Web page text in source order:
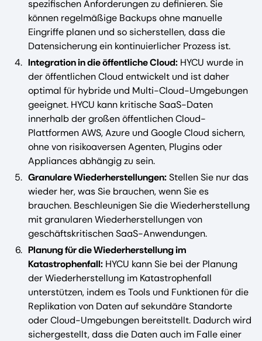
spezifischen Anforderungen zu definieren. Sie
können regelmäßige Backups ohne manuelle
Eingriffe planen und so sicherstellen, dass die
Datensicherung ein kontinuierlicher Prozess ist.
Integration in die öffentliche Cloud: HYCU wurde in
der öffentlichen Cloud entwickelt und ist daher
optimal für hybride und Multi-Cloud-Umgebungen
geeignet. HYCU kann kritische SaaS-Daten
innerhalb der großen öffentlichen Cloud-
Plattformen AWS, Azure und Google Cloud sichern,
ohne von risikoaversen Agenten, Plugins oder
Appliances abhängig zu sein.
Granulare Wiederherstellungen:Stellen Sie nur das
wieder her, was Sie brauchen, wenn Sie es
brauchen. Beschleunigen Sie die Wiederherstellung
mit granularen Wiederherstellungen von
geschäftskritischen SaaS-Anwendungen.
Planung für die Wiederherstellung im
Katastrophenfall: HYCU kann Sie bei der Planung
der Wiederherstellung im Katastrophenfall
unterstützen, indem es Tools und Funktionen für die
Replikation von Daten auf sekundäre Standorte
oder Cloud-Umgebungen bereitstellt. Dadurch wird
sichergestellt, dass die Daten auch im Falle einer